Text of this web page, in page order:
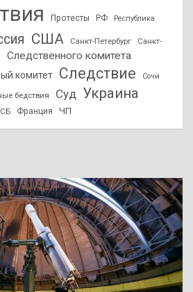
Протесты РФ Республика
США Санкт-Петербург
Санкт-
Следственного комитета
комитет Следствие Сочи
бедствия Суд Украина
Франция ЧП